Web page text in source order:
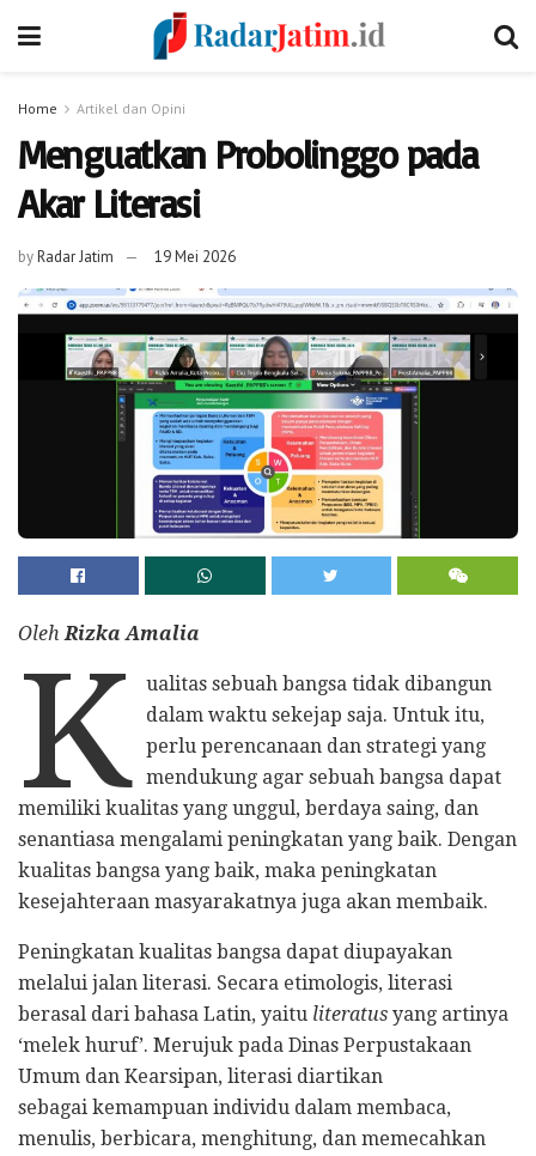
Home Artikel dan Opini
Menguatkan Probolinggo pada
Akar Literasi
byRadar Jatim 19 Mei 2026
Oleh Rizka Amalia
K
ualitas sebuah bangsa tidak dibangun
dalam waktu sekejap saja. Untuk itu,
perlu perencanaan dan strategi yang
mendukung agar sebuah bangsa dapat
memiliki kualitas yang unggul, berdaya saing, dan
senantiasa mengalami peningkatan yang baik. Dengan
kualitas bangsa yang baik, maka peningkatan
kesejahteraan masyarakatnya juga akan membaik.
Peningkatan kualitas bangsa dapat diupayakan
melalui jalan literasi. Secara etimologis, literasi
berasal dari bahasa Latin, yaitu literatus yang artinya
‘melek huruf’. Merujuk pada Dinas Perpustakaan
Umum dan Kearsipan, literasi diartikan
sebagai kemampuan individu dalam membaca,
menulis, berbicara, menghitung, dan memecahkan